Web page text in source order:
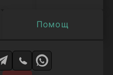
Помощ